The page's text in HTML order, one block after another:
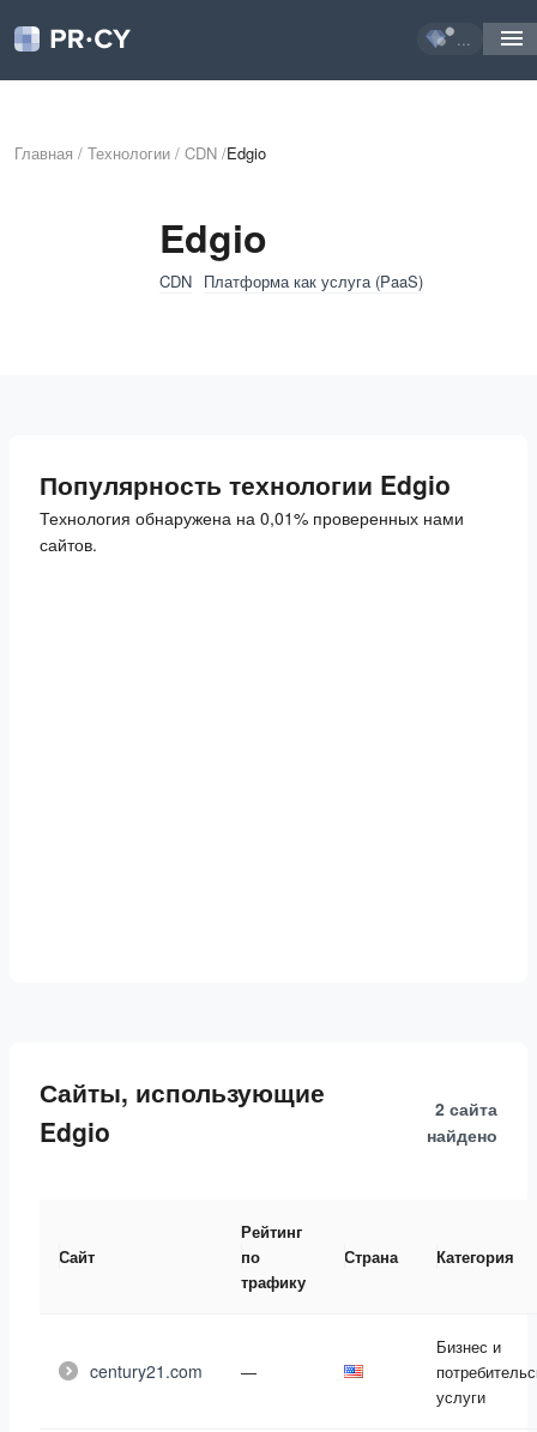
...
Главная / Технологии / CDN /Edgio
Edgio
CDN Платформа как услуга (PaaS)
Популярность технологии Edgio
Технология обнаружена на 0,01% проверенных нами
сайтов.
Сайты, использующие
Edgio
2 сайта
найдено
Сайт
Рейтинг
по
трафику
Страна Категория
century21.com —
Бизнес и
услуги